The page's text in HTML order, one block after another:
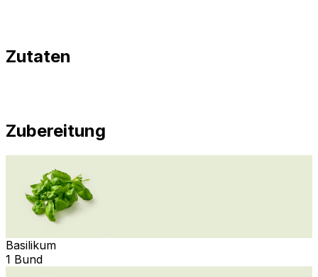
Zutaten
Zubereitung
Basilikum
1 Bund